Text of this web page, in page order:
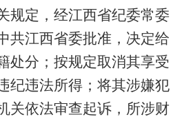
规定，经江西省纪委常委
共江西省委批准，决定给
处分；按规定取消其享受
纪违法所得；将其涉嫌犯
关依法审查起诉，所涉财